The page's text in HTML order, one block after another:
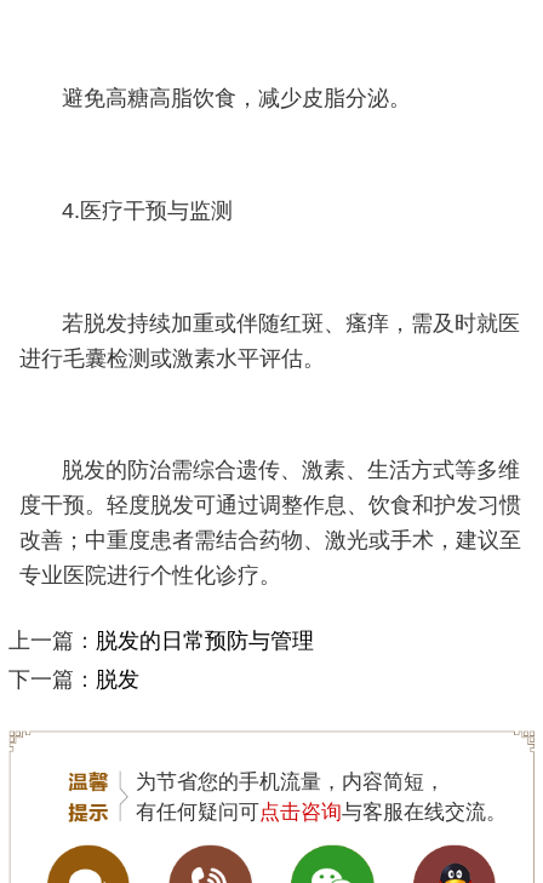
避免高糖高脂饮食，减少皮脂分泌。
4.医疗干预与监测
若脱发持续加重或伴随红斑、瘙痒，需及时就医
进行毛囊检测或激素水平评估。
脱发的防治需综合遗传、激素、生活方式等多维
度干预。轻度脱发可通过调整作息、饮食和护发习惯
改善；中重度患者需结合药物、激光或手术，建议至
专业医院进行个性化诊疗。
上一篇： 脱发的日常预防与管理
下一篇： 脱发
为节省您的手机流量，内容简短，
有任何疑问可点击咨询与客服在线交流。